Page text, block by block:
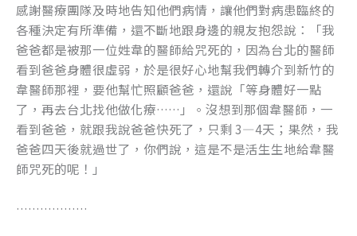
感謝醫療團隊及時地告知他們病情，讓他們對病患臨終的
各種決定有所準備，還不斷地跟身邊的親友抱怨說：「我
爸爸都是被那一位姓韋的醫師給咒死的，因為台北的醫師
看到爸爸身體很虛弱，於是很好心地幫我們轉介到新竹的
韋醫師那裡，要他幫忙照顧爸爸，還說「等身體好一點
了，再去台北找他做化療……」。沒想到那個韋醫師，一
看到爸爸，就跟我說爸爸快死了，只剩 3—4天；果然，我
爸爸四天後就過世了，你們說，這是不是活生生地給韋醫
師咒死的呢！」
………………